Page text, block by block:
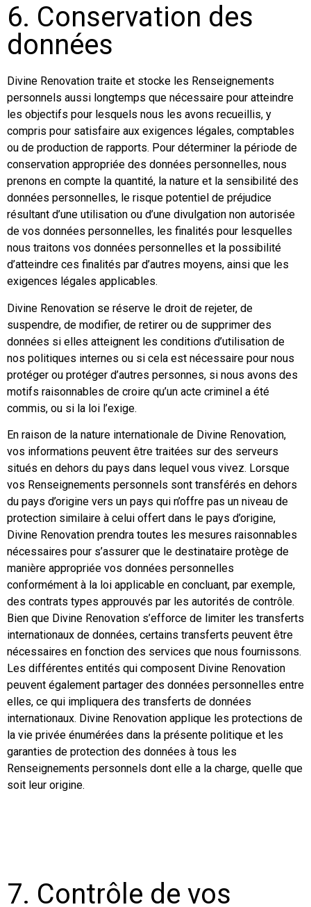
6. Conservation des
données
Divine Renovation traite et stocke les Renseignements
personnels aussi longtemps que nécessaire pour atteindre
les objectifs pour lesquels nous les avons recueillis, y
compris pour satisfaire aux exigences légales, comptables
ou de production de rapports. Pour déterminer la période de
conservation appropriée des données personnelles, nous
prenons en compte la quantité, la nature et la sensibilité des
données personnelles, le risque potentiel de préjudice
résultant d’une utilisation ou d’une divulgation non autorisée
de vos données personnelles, les finalités pour lesquelles
nous traitons vos données personnelles et la possibilité
d’atteindre ces finalités par d’autres moyens, ainsi que les
exigences légales applicables.
Divine Renovation se réserve le droit de rejeter, de
suspendre, de modifier, de retirer ou de supprimer des
données si elles atteignent les conditions d’utilisation de
nos politiques internes ou si cela est nécessaire pour nous
protéger ou protéger d’autres personnes, si nous avons des
motifs raisonnables de croire qu’un acte criminel a été
commis, ou si la loi l’exige.
En raison de la nature internationale de Divine Renovation,
vos informations peuvent être traitées sur des serveurs
situés en dehors du pays dans lequel vous vivez. Lorsque
vos Renseignements personnels sont transférés en dehors
du pays d’origine vers un pays qui n’offre pas un niveau de
protection similaire à celui offert dans le pays d’origine,
Divine Renovation prendra toutes les mesures raisonnables
nécessaires pour s’assurer que le destinataire protège de
manière appropriée vos données personnelles
conformément à la loi applicable en concluant, par exemple,
des contrats types approuvés par les autorités de contrôle.
Bien que Divine Renovation s’efforce de limiter les transferts
internationaux de données, certains transferts peuvent être
nécessaires en fonction des services que nous fournissons.
Les différentes entités qui composent Divine Renovation
peuvent également partager des données personnelles entre
elles, ce qui impliquera des transferts de données
internationaux. Divine Renovation applique les protections de
la vie privée énumérées dans la présente politique et les
garanties de protection des données à tous les
Renseignements personnels dont elle a la charge, quelle que
soit leur origine.
7. Contrôle de vos